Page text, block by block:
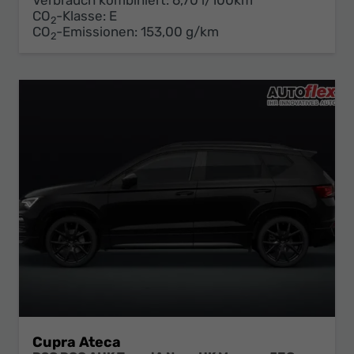
CO2-Klasse: E
CO2-Emissionen: 153,00 g/km
Cupra Ateca